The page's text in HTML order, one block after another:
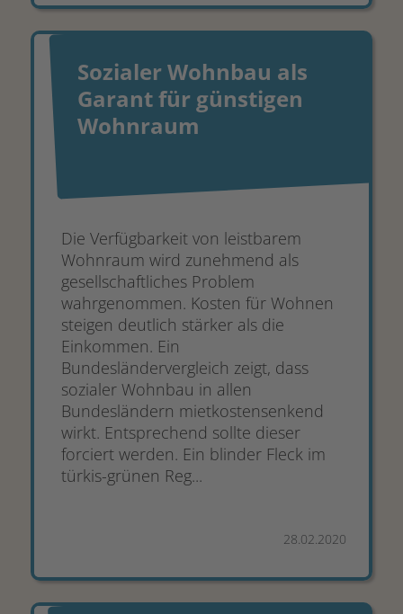
Sozialer Wohnbau als
Garant für günstigen
Wohnraum
Die Verfügbarkeit von leistbarem
Wohnraum wird zunehmend als
gesellschaftliches Problem
wahrgenommen. Kosten für Wohnen
steigen deutlich stärker als die
Einkommen. Ein
Bundesländervergleich zeigt, dass
sozialer Wohnbau in allen
Bundesländern mietkostensenkend
wirkt. Entsprechend sollte dieser
forciert werden. Ein blinder Fleck im
türkis-grünen Reg...
28.02.2020